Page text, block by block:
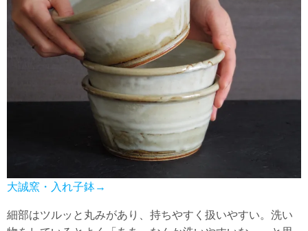
大誠窯・入れ子鉢→
細部はツルッと丸みがあり、持ちやすく扱いやすい。洗い